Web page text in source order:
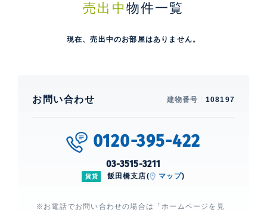
売出中 物件一覧
現在、売出中のお部屋はありません。
お問い合わせ 建物番号 108197
0120-395-422
03-3515-3211
賃貸 飯田橋支店( マップ)
※お電話でお問い合わせの場合は「ホームページを見